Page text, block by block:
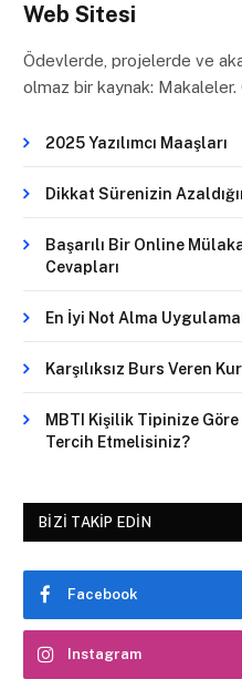
Web Sitesi
Ödevlerde, projelerde ve
olmaz bir kaynak:
2025 Yazılımcı Maaşları
Dikkat Sürenizin
Başarılı Bir Online
Cevapları
En İyi Not Alma
Karşılıksız Burs Veren
MBTI Kişilik Tipinize
Tercih Etmelisiniz?
BIZI TAKIP EDIN
Facebook
Instagram